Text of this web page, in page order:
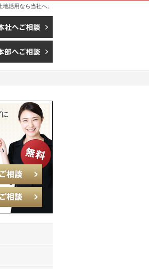
活用なら当社へ。
06-6363-1103
03-5543-1284